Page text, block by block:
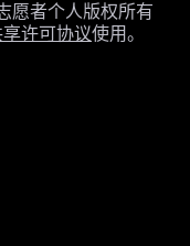
愿者个人版权所有
许可协议使用。